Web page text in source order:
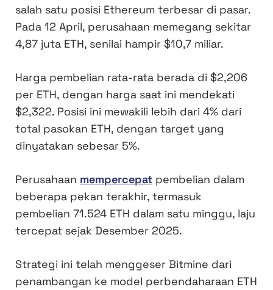
salah satu posisi Ethereum terbesar di pasar.
Pada 12 April, perusahaan memegang sekitar
4,87 juta ETH, senilai hampir $10,7 miliar.
Harga pembelian rata-rata berada di $2,206
per ETH, dengan harga saat ini mendekati
$2,322. Posisi ini mewakili lebih dari 4% dari
total pasokan ETH, dengan target yang
dinyatakan sebesar 5%.
Perusahaan mempercepat pembelian dalam
beberapa pekan terakhir, termasuk
pembelian 71.524 ETH dalam satu minggu, laju
tercepat sejak Desember 2025.
Strategi ini telah menggeser Bitmine dari
penambangan ke model perbendaharaan ETH